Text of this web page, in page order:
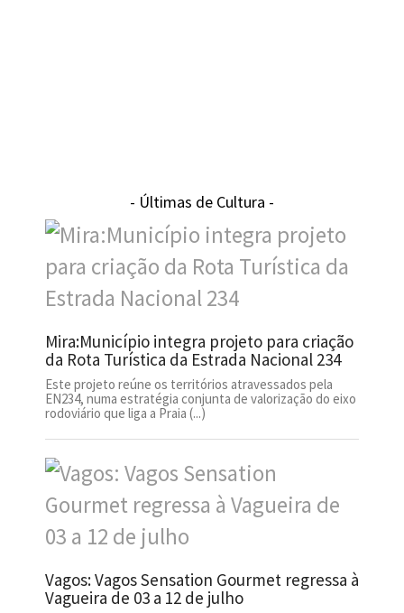
- Últimas de Cultura -
Mira:Município integra projeto para criação
da Rota Turística da Estrada Nacional 234
Este projeto reúne os territórios atravessados pela
EN234, numa estratégia conjunta de valorização do eixo
rodoviário que liga a Praia (...)
Vagos: Vagos Sensation Gourmet regressa à
Vagueira de 03 a 12 de julho